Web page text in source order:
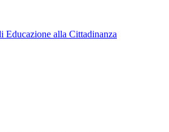
Educazione alla Cittadinanza